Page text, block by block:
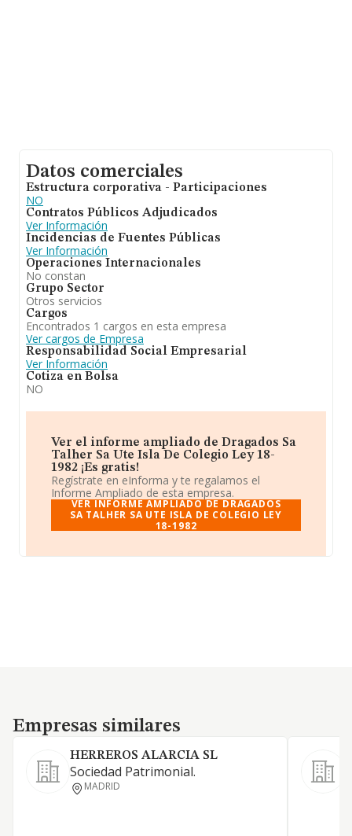
Datos comerciales
Estructura corporativa - Participaciones
NO
Contratos Públicos Adjudicados
Ver Información
Incidencias de Fuentes Públicas
Ver Información
Operaciones Internacionales
No constan
Grupo Sector
Otros servicios
Cargos
Encontrados 1 cargos en esta empresa
Ver cargos de Empresa
Responsabilidad Social Empresarial
Ver Información
Cotiza en Bolsa
NO
Ver el informe ampliado de Dragados Sa
Talher Sa Ute Isla De Colegio Ley 18-
1982 ¡Es gratis!
Regístrate en eInforma y te regalamos el
Informe Ampliado de esta empresa.
VER INFORME AMPLIADO DE DRAGADOS
SA TALHER SA UTE ISLA DE COLEGIO LEY
18-1982
Empresas similares
Empresas similares
HERREROS ALARCIA SL
Sociedad Patrimonial.
MADRID